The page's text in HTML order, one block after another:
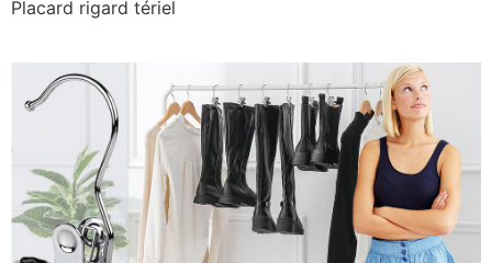
Placard rigard tériel